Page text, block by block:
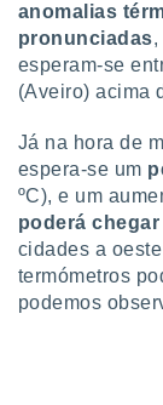
criar
medir
da
medir o
dos
de
anomalias
pronunciadas
esperam-se
(Aveiro) acima
Já na hora de
espera-se um
ºC), e um
poderá chegar
cidades a
termómetros
podemos